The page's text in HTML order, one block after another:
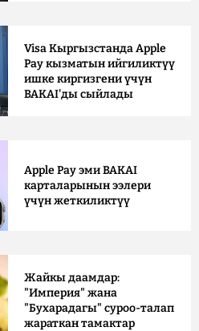
Visa Кыргызстанда Apple
Pay кызматын ийгиликтүү
ишке киргизгени үчүн
BAKAI'ды сыйлады
Apple Pay эми BAKAI
карталарынын ээлери
үчүн жеткиликтүү
Жайкы даамдар:
"Империя" жана
"Бухарадагы" суроо-талап
жараткан тамактар